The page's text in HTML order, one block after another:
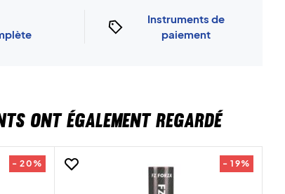
Instruments de
paiement
ONT ÉGALEMENT REGARDÉ
- 20% - 19%